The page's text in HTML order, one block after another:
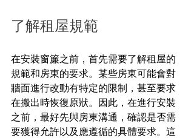
了解租屋規範
在安裝窗簾之前，首先需要了解租屋的
規範和房東的要求。某些房東可能會對
牆面進行改動有特定的限制，甚至要求
在搬出時恢復原狀。因此，在進行安裝
之前，最好先與房東溝通，確認是否需
要獲得允許以及應遵循的具體要求。這